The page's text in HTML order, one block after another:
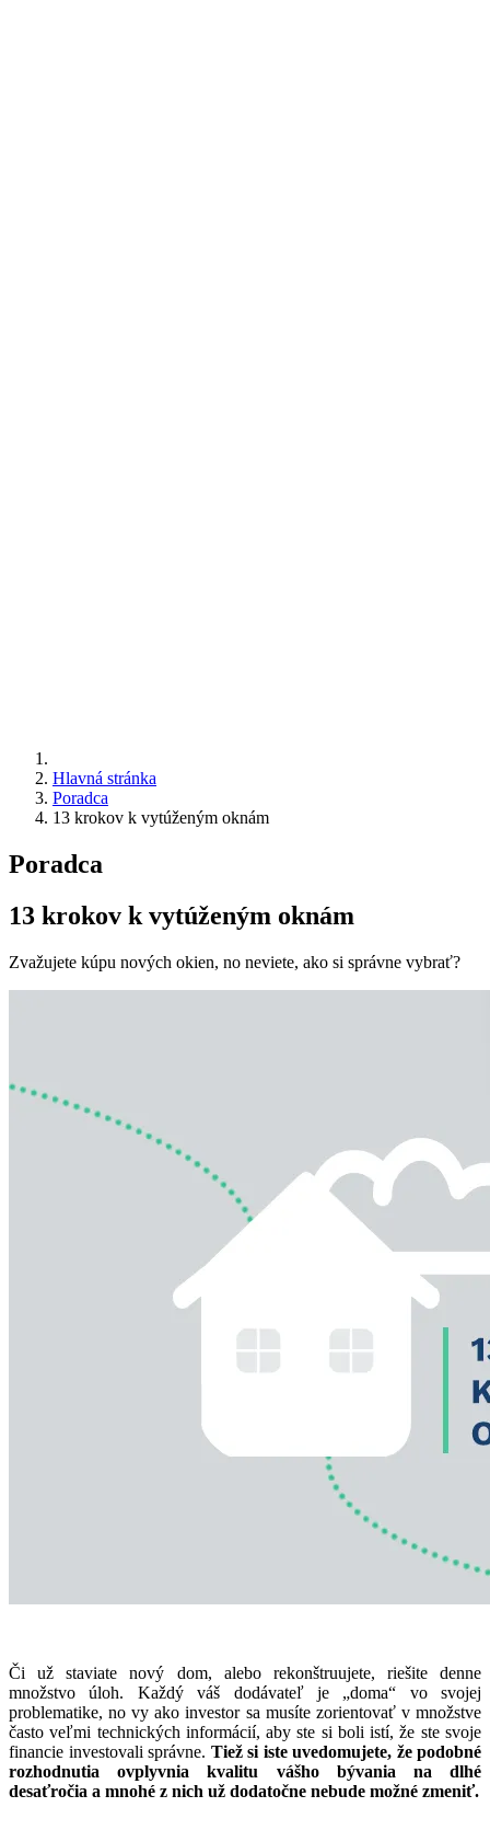
Hlavná stránka
Poradca
13 krokov k vytúženým oknám
Poradca
13 krokov k vytúženým oknám
Zvažujete kúpu nových okien, no neviete, ako si správne vybrať?
Či už staviate nový dom, alebo rekonštruujete, riešite denne
množstvo úloh. Každý váš dodávateľ je „doma“ vo svojej
problematike, no vy ako investor sa musíte zorientovať v množstve
často veľmi technických informácií, aby ste si boli istí, že ste svoje
financie investovali správne. Tiež si iste uvedomujete, že podobné
rozhodnutia ovplyvnia kvalitu vášho bývania na dlhé
desaťročia a mnohé z nich už dodatočne nebude možné zmeniť.